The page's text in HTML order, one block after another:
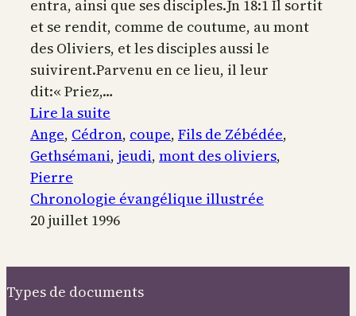
entra, ainsi que ses disciples.Jn 18:1 Il sortit
et se rendit, comme de coutume, au mont
des Oliviers, et les disciples aussi le
suivirent.Parvenu en ce lieu, il leur
dit:« Priez,…
Lire la suite
Jésus-
Christ
jardin
de
Ange, Cédron, coupe, Fils de Zébédée
Gethsémani, jeudi, mont des oliviers
Pierre
Chronologie évangélique illustrée
20 juillet 1996
Types de documents